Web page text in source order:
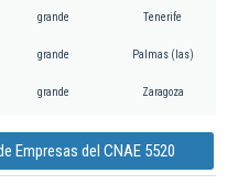
grande Tenerife
grande Palmas (las)
grande Zaragoza
Empresas del CNAE 5520